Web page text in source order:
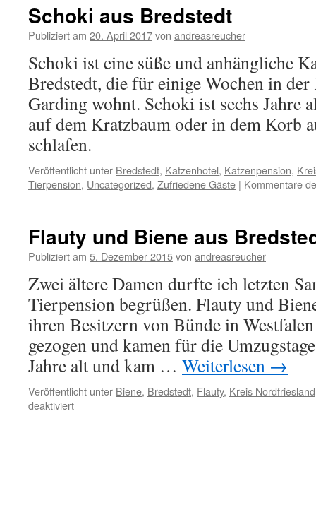
Schoki aus Bredstedt
Publiziert am 20. April 2017von andreasreucher
Schoki ist eine süße und anhängliche
Bredstedt, die für einige Wochen in der
Garding wohnt. Schoki ist sechs Jahre
auf dem Kratzbaum oder in dem Korb
schlafen.
Veröffentlicht unter Bredstedt, Katzenhotel, Katzenpension,
Tierpension, Uncategorized, Zufriedene Gäste | Kommentare
Flauty und Biene aus
Publiziert am 5. Dezember 2015von andreasreucher
Zwei ältere Damen durfte ich letzten
Tierpension begrüßen. Flauty und
ihren Besitzern von Bünde in
gezogen und kamen für die
Jahre alt und kam … Weiterlesen →
Veröffentlicht unter Biene, Bredstedt, Flauty, Kreis Nordfriesland
deaktiviertfür